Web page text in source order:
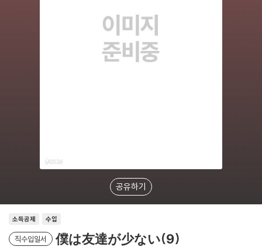
공유하기
소득공제 수입
직수입일서 僕は友達が少ない(9)